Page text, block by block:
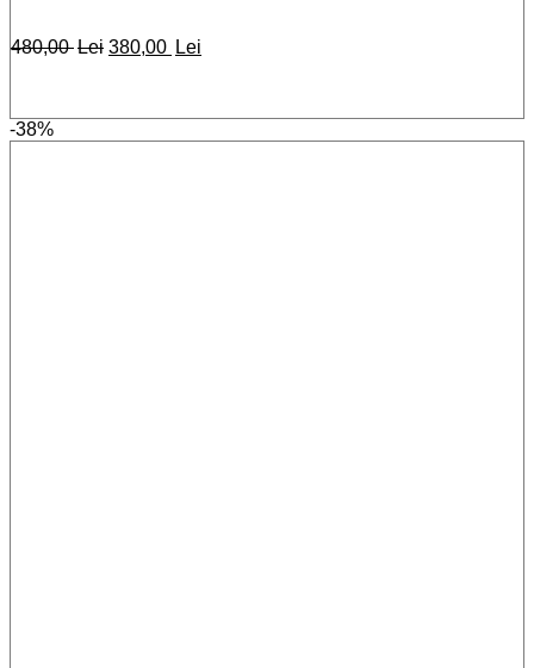
480,00Lei Prețul
380,00 Lei
-38%